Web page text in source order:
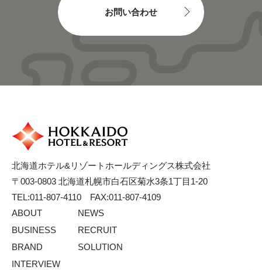
お問い合わせ
北海道ホテル&リゾートホールディングス株式会社
〒003-0803 北海道札幌市白石区菊水3条1丁目1-20
TEL:011-807-4110 FAX:011-807-4109
ABOUT
NEWS
BUSINESS
RECRUIT
BRAND
SOLUTION
INTERVIEW